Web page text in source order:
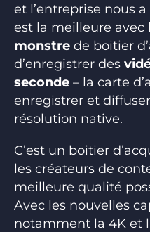
et l’entreprise nous
est la meilleure avec
monstre de boitier
d’enregistrer des
seconde – la carte
enregistrer et
résolution native.
C’est un boitier
les créateurs de
meilleure qualité
Avec les nouvelles
notamment la 4K et